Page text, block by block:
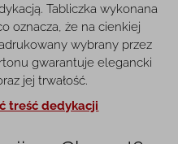
Tabliczka wykonana
oznacza, że na cienkiej
wybrany przez
gwarantuje elegancki
jej trwałość.
treść dedykacji